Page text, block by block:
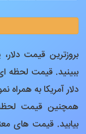
بروزترین قیمت
ببینید. قیمت لحظه ای
دلار آمریکا به همراه
همچنین قیمت
بیابید. قیمت های